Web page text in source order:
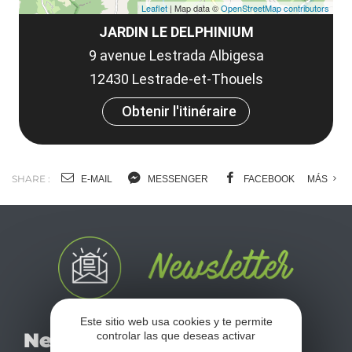
JARDIN LE DELPHINIUM
9 avenue Lestrada Albigesa
12430 Lestrade-et-Thouels
Obtenir l'itinéraire
Leaflet | Map data ©OpenStreetMap contributors
SHARE : E-MAIL MESSENGER FACEBOOK MÁS
Newsletter
No se pierda nuestro
mensual newsletter y
Este sitio web usa cookies y te permite
controlar las que deseas activar